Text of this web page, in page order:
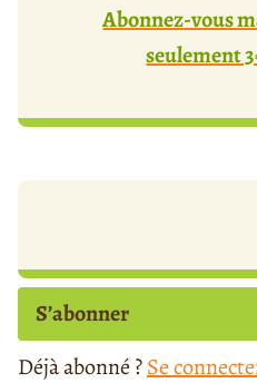
Abonnez-vous
seulement
S’abonner
Déjà abonné ?Se